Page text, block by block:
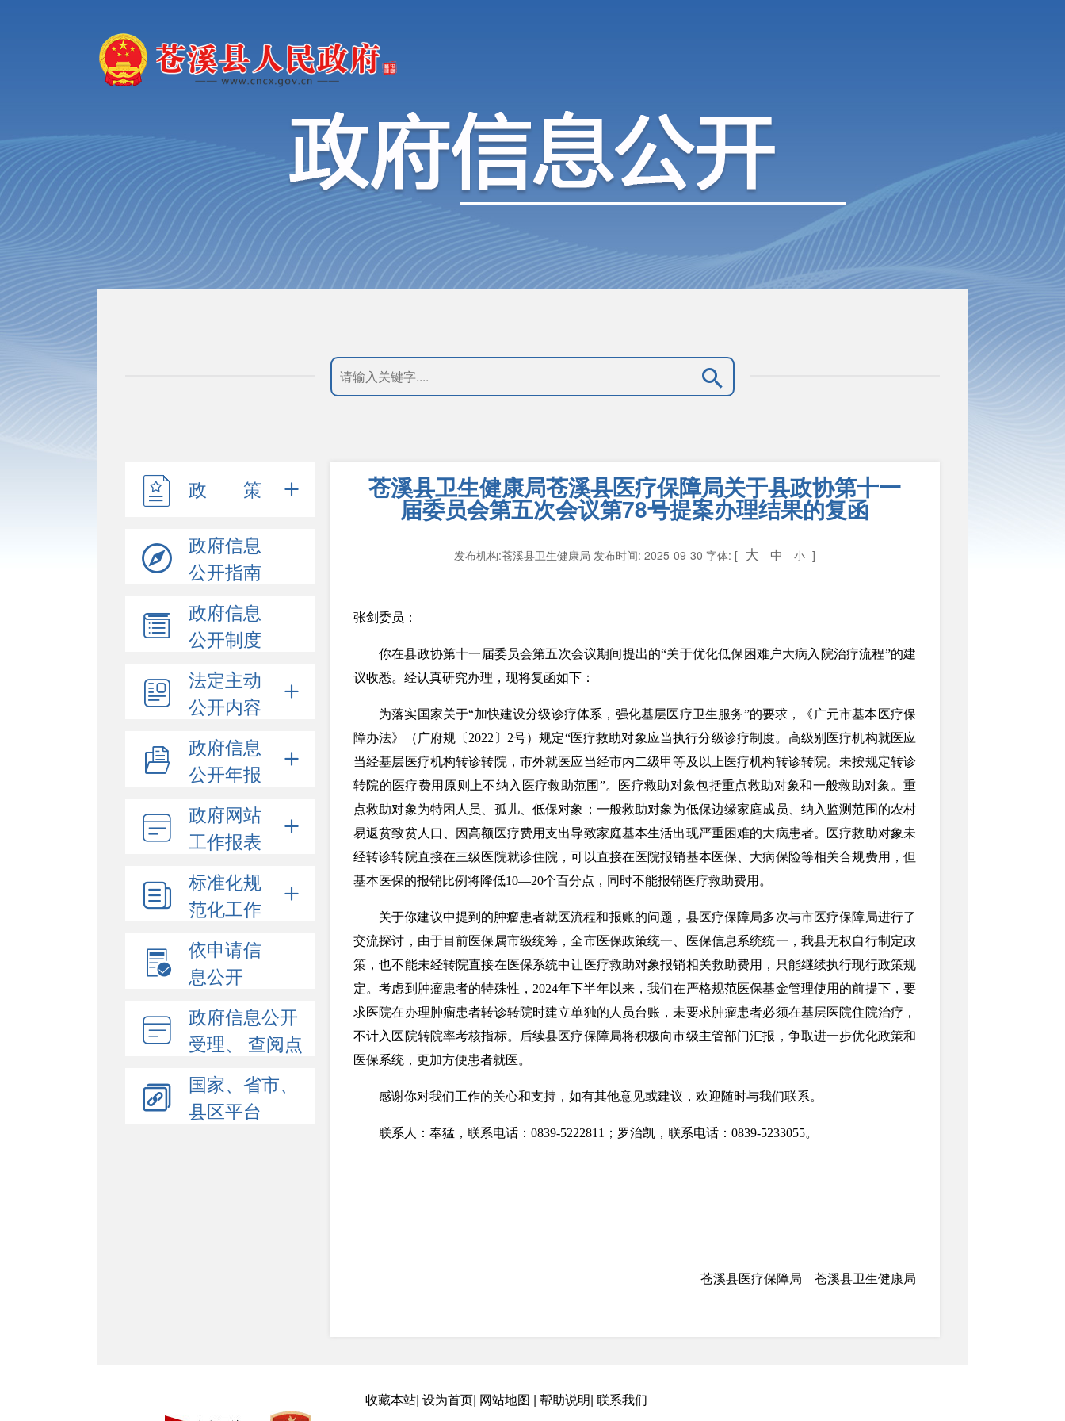
政 策
政府信息
公开指南
政府信息
公开制度
法定主动
公开内容
政府信息
公开年报
政府网站
工作报表
标准化规
范化工作
依申请信
息公开
政府信息公开
受理、 查阅点
国家、省市、
县区平台
苍溪县卫生健康局苍溪县医疗保障局关于县政协第十一
届委员会第五次会议第78号提案办理结果的复函
发布机构:苍溪县卫生健康局 发布时间: 2025-09-30 字体: [ 大 中 小 ]
张剑委员：
你在县政协第十一届委员会第五次会议期间提出的“关于优化低保困难户大病入院治疗流程”的建
议收悉。经认真研究办理，现将复函如下：
为落实国家关于“加快建设分级诊疗体系，强化基层医疗卫生服务”的要求，《广元市基本医疗保
障办法》（广府规〔2022〕2号）规定“医疗救助对象应当执行分级诊疗制度。高级别医疗机构就医应
当经基层医疗机构转诊转院，市外就医应当经市内二级甲等及以上医疗机构转诊转院。未按规定转诊
转院的医疗费用原则上不纳入医疗救助范围”。医疗救助对象包括重点救助对象和一般救助对象。重
点救助对象为特困人员、孤儿、低保对象；一般救助对象为低保边缘家庭成员、纳入监测范围的农村
易返贫致贫人口、因高额医疗费用支出导致家庭基本生活出现严重困难的大病患者。医疗救助对象未
经转诊转院直接在三级医院就诊住院，可以直接在医院报销基本医保、大病保险等相关合规费用，但
基本医保的报销比例将降低10—20个百分点，同时不能报销医疗救助费用。
关于你建议中提到的肿瘤患者就医流程和报账的问题，县医疗保障局多次与市医疗保障局进行了
交流探讨，由于目前医保属市级统筹，全市医保政策统一、医保信息系统统一，我县无权自行制定政
策，也不能未经转院直接在医保系统中让医疗救助对象报销相关救助费用，只能继续执行现行政策规
定。考虑到肿瘤患者的特殊性，2024年下半年以来，我们在严格规范医保基金管理使用的前提下，要
求医院在办理肿瘤患者转诊转院时建立单独的人员台账，未要求肿瘤患者必须在基层医院住院治疗，
不计入医院转院率考核指标。后续县医疗保障局将积极向市级主管部门汇报，争取进一步优化政策和
医保系统，更加方便患者就医。
感谢你对我们工作的关心和支持，如有其他意见或建议，欢迎随时与我们联系。
联系人：奉猛，联系电话：0839-5222811；罗治凯，联系电话：0839-5233055。
苍溪县医疗保障局 苍溪县卫生健康局
收藏本站| 设为首页| 网站地图 | 帮助说明| 联系我们